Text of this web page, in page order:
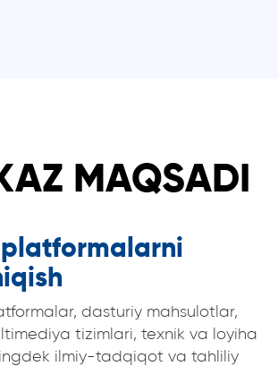
MAQSADI
dasturiy mahsulotlar,
tizimlari, texnik va loyiha
ilmiy-tadqiqot va tahliliy